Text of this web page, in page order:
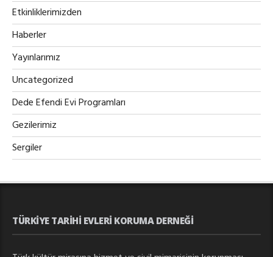
Etkinliklerimizden
Haberler
Yayınlarımız
Uncategorized
Dede Efendi Evi Programları
Gezilerimiz
Sergiler
TÜRKIYE TARIHI EVLERI KORUMA DERNEĞI